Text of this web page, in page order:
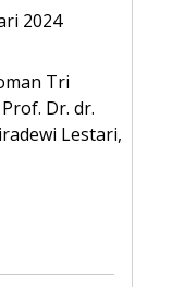
2024
Tri
Dr. dr.
Lestari,